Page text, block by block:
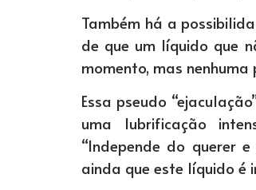
Também há a
de que um líquido que
momento, mas
Essa pseudo
uma lubrificação
“Independe do querer
ainda que este líquido é